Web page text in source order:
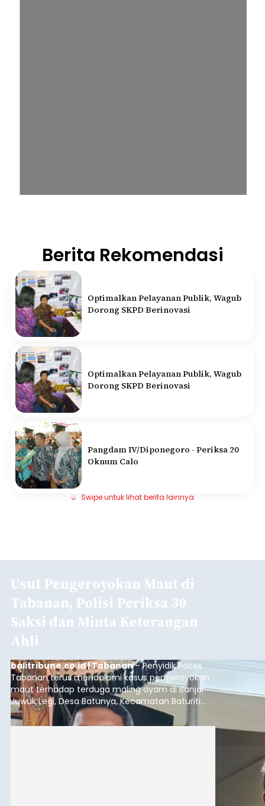
Berita Rekomendasi
Optimalkan Pelayanan Publik, Wagub
Dorong SKPD Berinovasi
Optimalkan Pelayanan Publik, Wagub
Dorong SKPD Berinovasi
Pangdam IV/Diponegoro - Periksa 20
Oknum Calo
Swipe untuk lihat berita lainnya
Usut Pengeroyokan Maut di
Tabanan, Polisi Periksa 30
Saksi dan Minta Keterangan
Ahli
balitribune.co.id | Tabanan- Penyidik Polres
Tabanan terus mendalami kasus pengeroyokan
maut terhadap terduga maling ayam di Banjar
Juwuk Legi, Desa Batunya, Kecamatan Baturiti
yang terjadi beberapa waktu lalu.